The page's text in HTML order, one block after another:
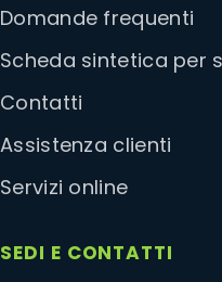
Domande frequenti
Scheda sintetica per
Contatti
Assistenza clienti
Servizi online
SEDI E CONTATTI